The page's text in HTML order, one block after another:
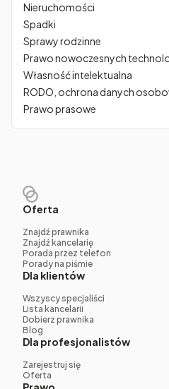
Nieruchomości
Spadki
Sprawy rodzinne
Prawo nowoczesnych
Własność intelektualna
RODO, ochrona danych
Prawo prasowe
Oferta
Znajdź prawnika
Znajdź kancelarię
Porada przez telefon
Porady na piśmie
Dla klientów
Wszyscy specjaliści
Lista kancelarii
Dobierz prawnika
Blog
Dla profesjonalistów
Zarejestruj się
Oferta